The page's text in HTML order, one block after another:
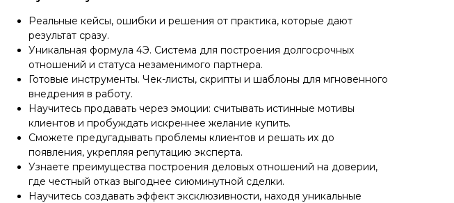
Реальные кейсы, ошибки и решения от практика, которые дают
результат сразу.
Уникальная формула 4Э. Система для построения долгосрочных
отношений и статуса незаменимого партнера.
Готовые инструменты. Чек-листы, скрипты и шаблоны для мгновенного
внедрения в работу.
Научитесь продавать через эмоции: считывать истинные мотивы
клиентов и пробуждать искреннее желание купить.
Сможете предугадывать проблемы клиентов и решать их до
появления, укрепляя репутацию эксперта.
Узнаете преимущества построения деловых отношений на доверии,
где честный отказ выгоднее сиюминутной сделки.
Научитесь создавать эффект эксклюзивности, находя уникальные